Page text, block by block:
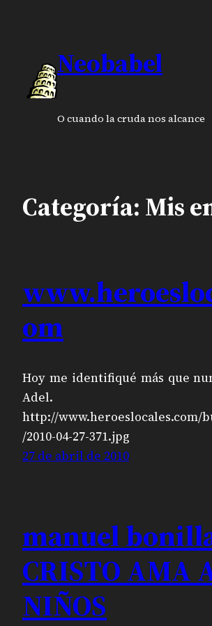
contenidoNeobabel
O cuando la cruda nos alcance
Categoría: Mis
om
Hoy me identifiqué más que
Adel.
http://www.heroeslocales.com/
/2010-04-27-371.jpg
27 de abril de 2010
manuel
CRISTO AMA
NIÑOS